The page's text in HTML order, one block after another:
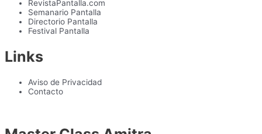
RevistaPantalla.com
Semanario Pantalla
Directorio Pantalla
Festival Pantalla
Links
Aviso de Privacidad
Contacto